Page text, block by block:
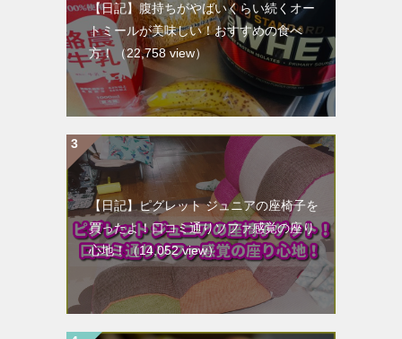
【日記】腹持ちがやばいくらい続くオー
トミールが美味しい！おすすめの食べ
方！
（22,758 view）
【日記】ピグレット ジュニアの座椅子を
買ったよ！口コミ通りソファ感覚の座り
心地！（14,052 view）